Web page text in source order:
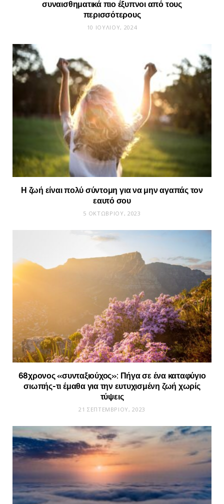
συναισθηματικά πιο έξυπνοι από τους
περισσότερους
10 ΙΟΥΛΊΟΥ, 2024
Η ζωή είναι πολύ σύντομη για να μην αγαπάς τον
εαυτό σου
5 ΟΚΤΩΒΡΊΟΥ, 2023
68χρονος «συνταξιούχος»: Πήγα σε ένα καταφύγιο
σιωπής-τι έμαθα για την ευτυχισμένη ζωή χωρίς
τύψεις
21 ΣΕΠΤΕΜΒΡΊΟΥ, 2023